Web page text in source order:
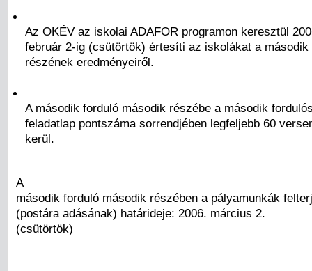
Az OKÉV az iskolai ADAFOR programon keresztül
február 2-ig (csütörtök) értesíti az iskolákat a második
részének eredményeiről.
A második forduló második részébe a második
feladatlap pontszáma sorrendjében legfeljebb 60
kerül.
A
második forduló második részében a pályamunkák
(postára adásának) határideje: 2006. március 2.
(csütörtök)